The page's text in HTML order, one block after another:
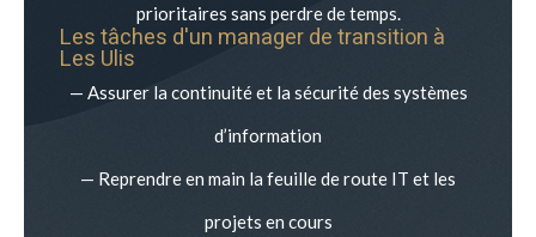
prioritaires sans perdre de temps.
Les tâches d'un manager de transition à
Les Ulis
— Assurer la continuité et la sécurité des systèmes
d’information
— Reprendre en main la feuille de route IT et les
projets en cours